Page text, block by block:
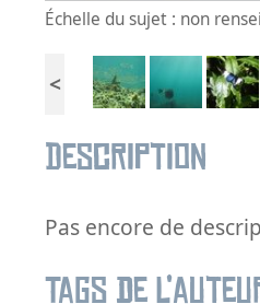
Échelle du sujet : non
<
Description
Pas encore de
Tags de